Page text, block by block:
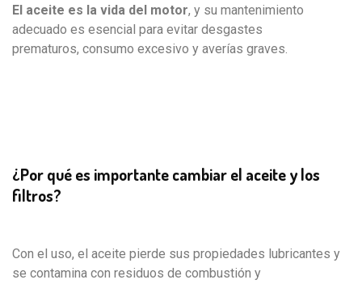
El aceite es la vida del motor, y su mantenimiento
adecuado es esencial para evitar desgastes
prematuros, consumo excesivo y averías graves.
¿Por qué es importante cambiar el aceite y los
filtros?
Con el uso, el aceite pierde sus propiedades lubricantes y
se contamina con residuos de combustión y